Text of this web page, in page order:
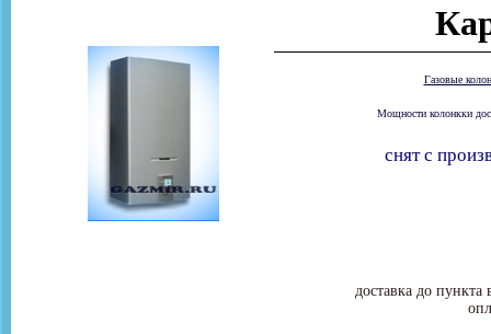
Газовые
Мощности колонкки
доставка до
снят с